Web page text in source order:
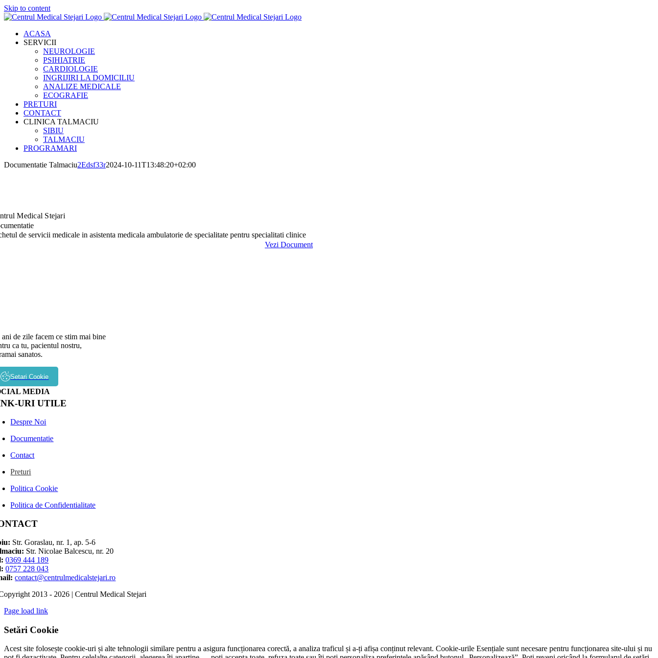
Skip to content
ACASA
SERVICII
NEUROLOGIE
PSIHIATRIE
CARDIOLOGIE
INGRIJIRI LA DOMICILIU
ANALIZE MEDICALE
ECOGRAFIE
PRETURI
CONTACT
CLINICA TALMACIU
SIBIU
TALMACIU
PROGRAMARI
Documentatie Talmaciu2Edsf33r2024-10-11T13:48:20+02:00
Medical Stejari
de servicii medicale in asistenta medicala ambulatorie de specialitate pentru specialitati clinice
Vezi Document
ani de zile facem ce stim mai bine
ca tu, pacientul nostru,
sanatos.
Setari Cookie
MEDIA
URI UTILE
Despre Noi
Documentatie
Contact
Preturi
Politica Cookie
Politica de Confidentialitate
Str. Goraslau, nr. 1, ap. 5-6
Str. Nicolae Balcescu, nr. 20
0369 444 189
0757 228 043
contact@centrulmedicalstejari.ro
2013 - 2026 | Centrul Medical Stejari
Page load link
Setări Cookie
Acest site folosește cookie-uri și alte tehnologii similare pentru a asigura funcționarea corectă, a analiza traficul și a-ți afișa conținut relevant. Cookie-urile Esențiale sunt necesare pentru funcționarea site-ului și nu